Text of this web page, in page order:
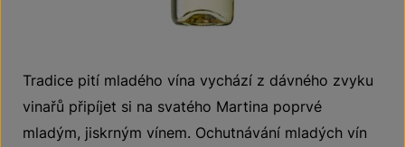
Tradice pití mladého vína vychází z dávného zvyku
vinařů připíjet si na svatého Martina poprvé
mladým, jiskrným vínem. Ochutnávání mladých vín